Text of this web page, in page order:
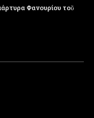
Φανουρίου τοῦ